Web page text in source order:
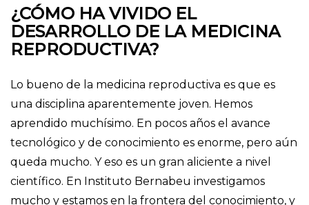
¿CÓMO HA VIVIDO EL
DESARROLLO DE LA MEDICINA
REPRODUCTIVA?
Lo bueno de la medicina reproductiva es que es
una disciplina aparentemente joven. Hemos
aprendido muchísimo. En pocos años el avance
tecnológico y de conocimiento es enorme, pero aún
queda mucho. Y eso es un gran aliciente a nivel
científico. En Instituto Bernabeu investigamos
mucho y estamos en la frontera del conocimiento, y